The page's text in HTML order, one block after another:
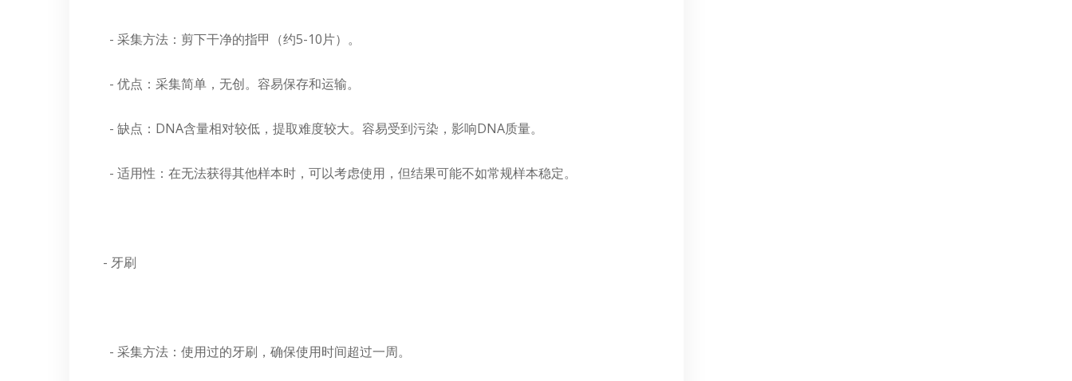
- 采集方法：剪下干净的指甲（约5-10片）。
- 优点：采集简单，无创。容易保存和运输。
- 缺点：DNA含量相对较低，提取难度较大。容易受到污染，影响DNA质量。
- 适用性：在无法获得其他样本时，可以考虑使用，但结果可能不如常规样本稳定。
- 牙刷
- 采集方法：使用过的牙刷，确保使用时间超过一周。